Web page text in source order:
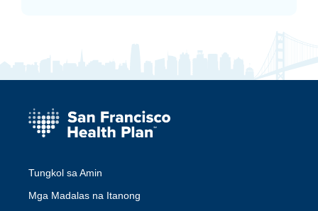
Tungkol sa Amin
Mga Madalas na Itanong